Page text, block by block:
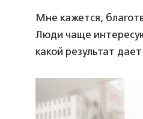
Мне кажется,
Люди чаще
какой результат